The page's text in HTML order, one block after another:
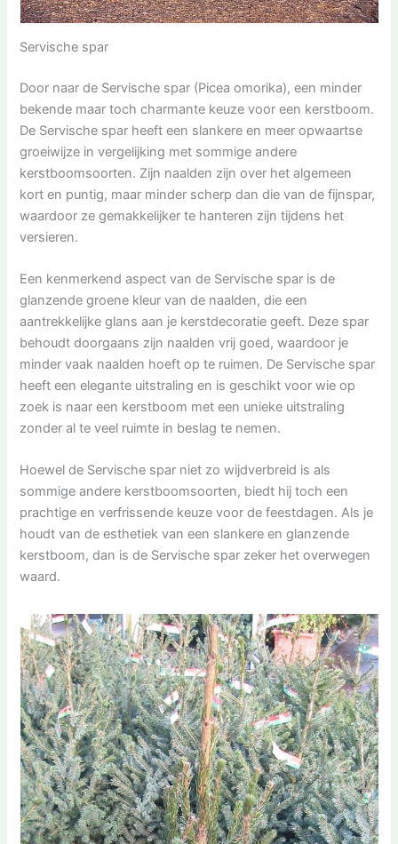
Servische spar
Door naar de Servische spar (Picea omorika), een minder
bekende maar toch charmante keuze voor een kerstboom.
De Servische spar heeft een slankere en meer opwaartse
groeiwijze in vergelijking met sommige andere
kerstboomsoorten. Zijn naalden zijn over het algemeen
kort en puntig, maar minder scherp dan die van de fijnspar,
waardoor ze gemakkelijker te hanteren zijn tijdens het
versieren.
Een kenmerkend aspect van de Servische spar is de
glanzende groene kleur van de naalden, die een
aantrekkelijke glans aan je kerstdecoratie geeft. Deze spar
behoudt doorgaans zijn naalden vrij goed, waardoor je
minder vaak naalden hoeft op te ruimen. De Servische spar
heeft een elegante uitstraling en is geschikt voor wie op
zoek is naar een kerstboom met een unieke uitstraling
zonder al te veel ruimte in beslag te nemen.
Hoewel de Servische spar niet zo wijdverbreid is als
sommige andere kerstboomsoorten, biedt hij toch een
prachtige en verfrissende keuze voor de feestdagen. Als je
houdt van de esthetiek van een slankere en glanzende
kerstboom, dan is de Servische spar zeker het overwegen
waard.